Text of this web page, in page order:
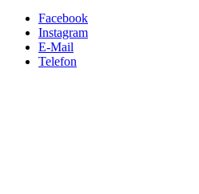
Facebook
Instagram
E-Mail
Telefon